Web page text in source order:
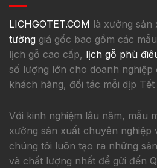
LICHGOTET.COM là xưởng sản
tường giá gốc bao gồm các
lịch gỗ cao cấp, lịch gỗ phù
số lượng lớn cho doanh nghiệp
khách hàng, đối tác mỗi dịp
Với kinh nghiệm lâu năm, mẫu
xưởng sản xuất chuyên nghiệp
chúng tôi luôn tạo ra những
và chất lượng nhất để gửi đến